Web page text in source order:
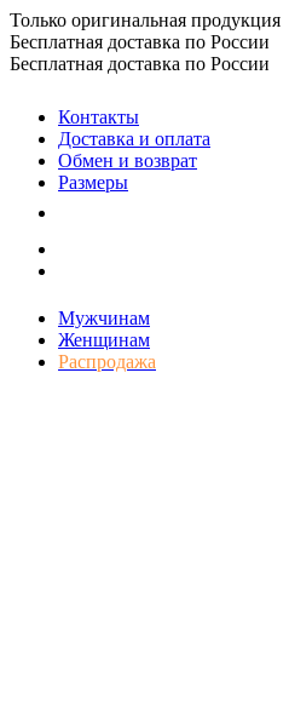
Только оригинальная продукция
Бесплатная доставка по России
Бесплатная доставка по России
Контакты
Доставка и оплата
Обмен и возврат
Размеры
Мужчинам
Женщинам
Распродажа